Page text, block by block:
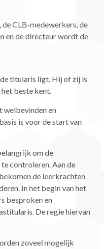
CLB-medewerkers, de
en de directeur wordt de
titularis ligt. Hij of zij is
beste kent.
welbevinden en
is voor de start van
om de
controleren. Aan de
de leerkrachten
In het begin van het
besproken en
De regie hiervan
zoveel mogelijk